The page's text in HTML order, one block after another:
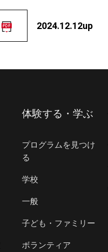
2024.12.12up
体験する・学ぶ
プログラムを見つけ
る
学校
一般
子ども・ファミリー
ボランティア